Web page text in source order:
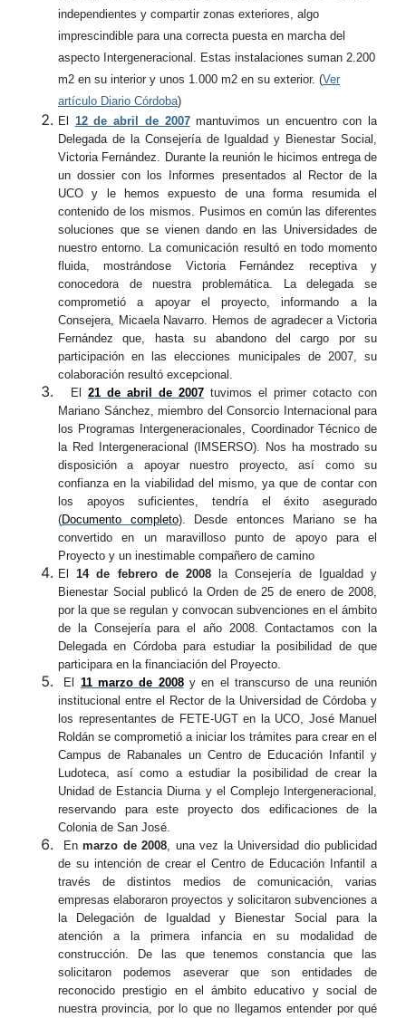
independientes y compartir zonas exteriores, algo
imprescindible para una correcta puesta en marcha del
aspecto Intergeneracional. Estas instalaciones suman 2.200
m2 en su interior y unos 1.000 m2 en su exterior. (Ver
artículo Diario Córdoba)
El 12 de abril de 2007mantuvimos un encuentro con la
Delegada de la Consejería de Igualdad y Bienestar Social,
Victoria Fernández. Durante la reunión le hicimos entrega de
un dossier con los Informes presentados al Rector de la
UCO y le hemos expuesto de una forma resumida el
contenido de los mismos. Pusimos en común las diferentes
soluciones que se vienen dando en las Universidades de
nuestro entorno. La comunicación resultó en todo momento
fluida, mostrándose Victoria Fernández receptiva y
conocedora de nuestra problemática. La delegada se
comprometió a apoyar el proyecto, informando a la
Consejera, Micaela Navarro. Hemos de agradecer a Victoria
Fernández que, hasta su abandono del cargo por su
participación en las elecciones municipales de 2007, su
colaboración resultó excepcional.
El 21 de abril de 2007 tuvimos el primer cotacto con
Mariano Sánchez, miembro del Consorcio Internacional para
los Programas Intergeneracionales, Coordinador Técnico de
la Red Intergeneracional (IMSERSO). Nos ha mostrado su
disposición a apoyar nuestro proyecto, así como su
confianza en la viabilidad del mismo, ya que de contar con
los apoyos suficientes, tendría el éxito asegurado
(Documento completo). Desde entonces Mariano se ha
convertido en un maravilloso punto de apoyo para el
Proyecto y un inestimable compañero de camino
El 14 de febrero de 2008 la Consejería de Igualdad y
Bienestar Social publicó la Orden de 25 de enero de 2008,
por la que se regulan y convocan subvenciones en el ámbito
de la Consejería para el año 2008. Contactamos con la
Delegada en Córdoba para estudiar la posibilidad de que
participara en la financiación del Proyecto.
El 11 marzo de 2008y en el transcurso de una reunión
institucional entre el Rector de la Universidad de Córdoba y
los representantes de FETE-UGT en la UCO, José Manuel
Roldán se comprometió a iniciar los trámites para crear en el
Campus de Rabanales un Centro de Educación Infantil y
Ludoteca, así como a estudiar la posibilidad de crear la
Unidad de Estancia Diurna y el Complejo Intergeneracional,
reservando para este proyecto dos edificaciones de la
Colonia de San José.
En marzo de 2008 , una vez la Universidad dio publicidad
de su intención de crear el Centro de Educación Infantil a
través de distintos medios de comunicación, varias
empresas elaboraron proyectos y solicitaron subvenciones a
la Delegación de Igualdad y Bienestar Social para la
atención a la primera infancia en su modalidad de
construcción. De las que tenemos constancia que las
solicitaron podemos aseverar que son entidades de
reconocido prestigio en el ámbito educativo y social de
nuestra provincia, por lo que no llegamos entender por qué